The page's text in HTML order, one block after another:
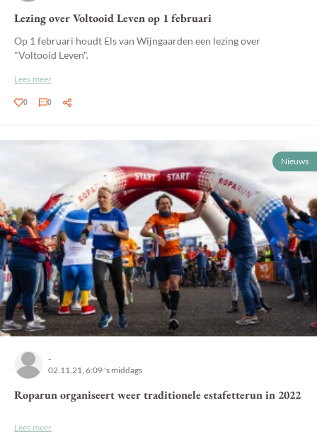
Lezing over Voltooid Leven op 1 februari
Op 1 februari houdt Els van Wijngaarden een lezing over
"Voltooid Leven".
Lees meer
0 0
Nieuws
-
02.11.21, 6:09 's middags
Roparun organiseert weer traditionele estafetterun in 2022
Lees meer